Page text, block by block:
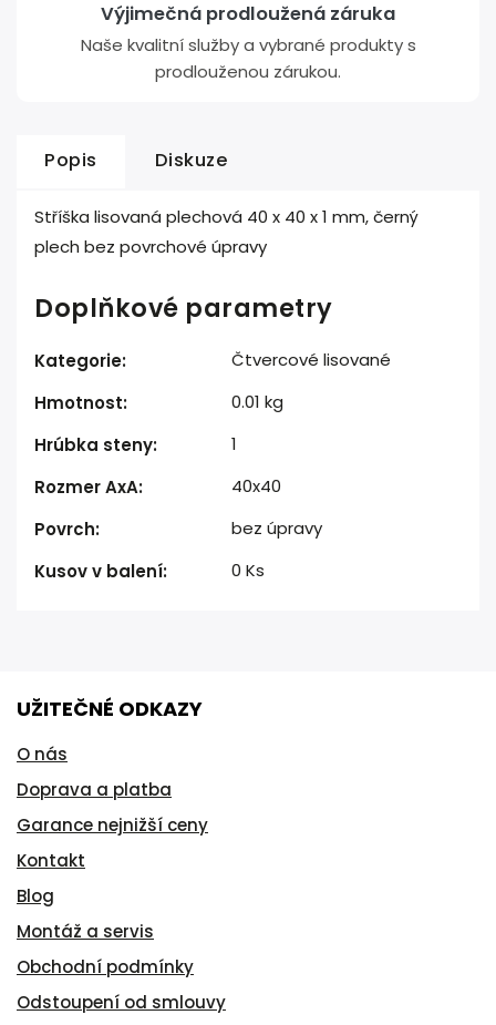
Výjimečná prodloužená záruka
Naše kvalitní služby a vybrané produkty s
prodlouženou zárukou.
Popis Diskuze
Stříška lisovaná plechová 40 x 40 x 1 mm, černý
plech bez povrchové úpravy
Doplňkové parametry
Kategorie:
Čtvercové lisované
Hmotnost:
0.01 kg
Hrúbka steny:
1
Rozmer AxA:
40x40
Povrch:
bez úpravy
Kusov v balení: 0 Ks
UŽITEČNÉ ODKAZY
O nás
Doprava a platba
Garance nejnižší ceny
Kontakt
Blog
Montáž a servis
Obchodní podmínky
Odstoupení od smlouvy